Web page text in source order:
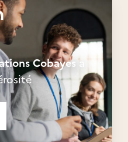
Cobayes a